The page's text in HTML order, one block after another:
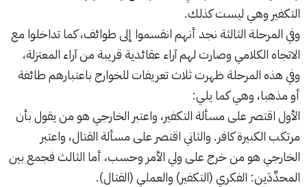
التكفير وهي ليست كذلك.
وفي المرحلة الثالثة نجد أنهم انقسموا إلى طوائف، كما تداخلوا مع
الاتجاه الكلامي وصارت لهم آراء عقائدية قريبة من آراء المعتزلة،
وفي هذه المرحلة ظهرت ثلاث تعريفات للخوارج باعتبارهم طائفة
أو مذهبا، وهي كما يلي:
الأول اقتصر على مسألة التكفير، واعتبر الخارجي هو من يقول بأن
مرتكب الكبيرة كافر. والثاني اقتصر على مسألة القتال، واعتبر
الخارجي هو من خرج على ولي الأمر وحسب، أما الثالث فجمع بين
المحدِّدَين: الفكري (التكفير) والعملي (القتال).